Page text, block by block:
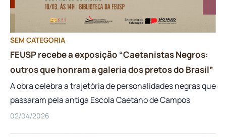
busca ansiosamente por um livro específico. A menina
sofre até que o seu anseio seja realizado e, quando a
oportunidade finalmente surge, ela se vê recriando
momentos de espera — a mesma espera que, até […]
SEM CATEGORIA
FEUSP recebe a exposição “Caetanistas Negros:
outros que honram a galeria dos pretos do Brasil”
A obra celebra a trajetória de personalidades negras que
passaram pela antiga Escola Caetano de Campos
02/04/2026